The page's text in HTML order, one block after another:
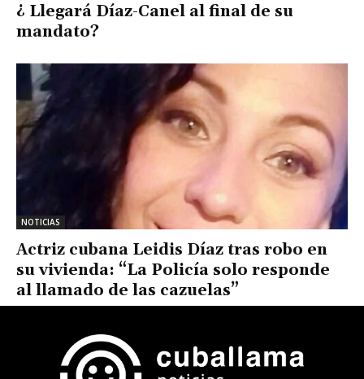
¿ Llegará Díaz-Canel al final de su
mandato?
NOTICIAS
Actriz cubana Leidis Díaz tras robo en
su vivienda: “La Policía solo responde
al llamado de las cazuelas”